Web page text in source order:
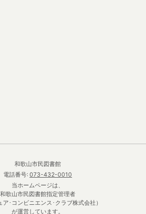
和歌山市民図書館
電話番号: 073-432-0010
当ホームページは、
和歌山市民図書館指定管理者
ア･コンビニエンス･クラブ株式会社）
が運営しています。